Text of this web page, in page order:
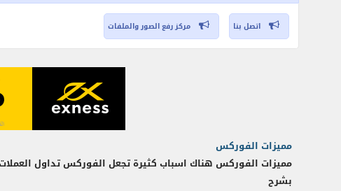
اتصل بنا مركز رفع الصور والملفات
مميزات الفوركس
مميزات الفوركس هناك اسباب كثيرة تجعل الفوركس تداول
بشرح